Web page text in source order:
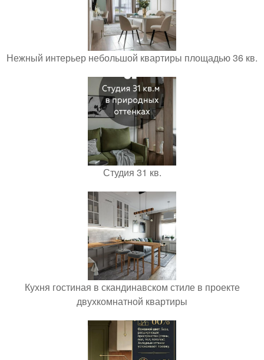
Нежный интерьер небольшой квартиры площадью 36 кв.
Студия 31 кв.
Кухня гостиная в скандинавском стиле в проекте
двухкомнатной квартиры